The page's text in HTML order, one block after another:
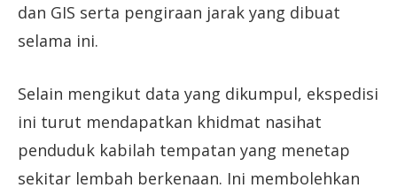
dan GIS serta pengiraan jarak yang dibuat
selama ini.
Selain mengikut data yang dikumpul, ekspedisi
ini turut mendapatkan khidmat nasihat
penduduk kabilah tempatan yang menetap
sekitar lembah berkenaan. Ini membolehkan